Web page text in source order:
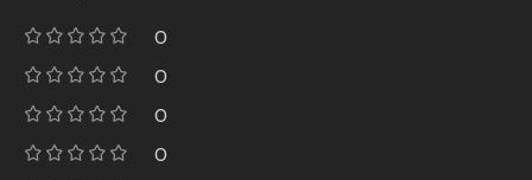
0
0
0
0